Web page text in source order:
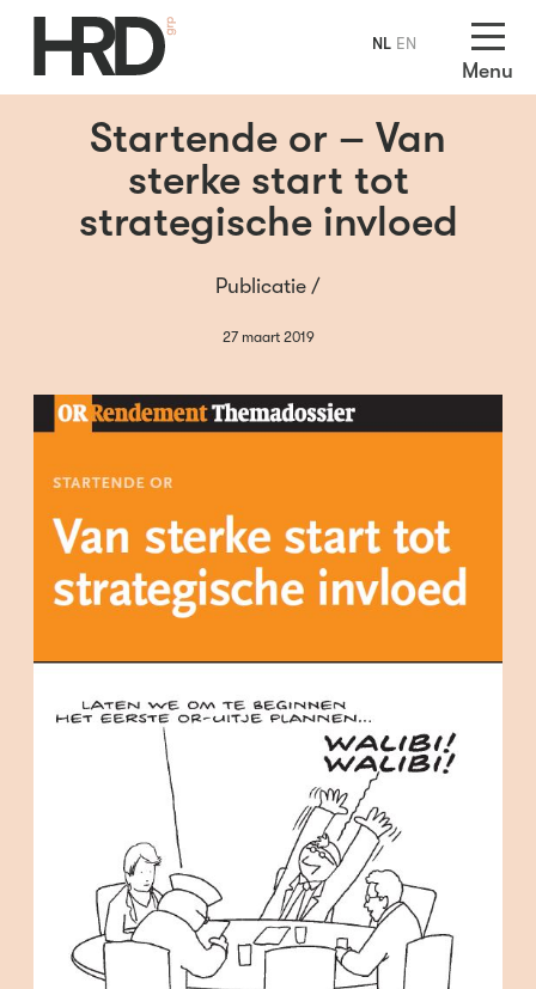
Menu
Startende or – Van
sterke start tot
strategische invloed
Publicatie /
27 maart 2019
NL EN